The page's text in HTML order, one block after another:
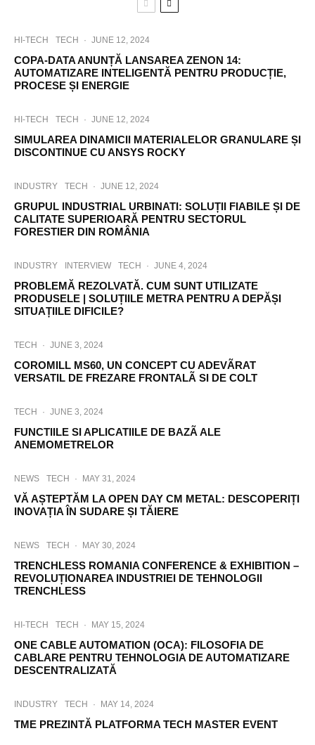
HI-TECH TECH · JUNE 12, 2024
COPA-DATA ANUNȚĂ LANSAREA ZENON 14:
AUTOMATIZARE INTELIGENTĂ PENTRU PRODUCȚIE,
PROCESE ȘI ENERGIE
HI-TECH TECH · JUNE 12, 2024
SIMULAREA DINAMICII MATERIALELOR GRANULARE ȘI
DISCONTINUE CU ANSYS ROCKY
INDUSTRY TECH · JUNE 12, 2024
GRUPUL INDUSTRIAL URBINATI: SOLUȚII FIABILE ȘI DE
CALITATE SUPERIOARĂ PENTRU SECTORUL
FORESTIER DIN ROMÂNIA
INDUSTRY INTERVIEW TECH · JUNE 4, 2024
PROBLEMĂ REZOLVATĂ. CUM SUNT UTILIZATE
PRODUSELE | SOLUȚIILE METRA PENTRU A DEPĂȘI
SITUAȚIILE DIFICILE?
TECH · JUNE 3, 2024
COROMILL MS60, UN CONCEPT CU ADEVÃRAT
VERSATIL DE FREZARE FRONTALÃ SI DE COLT
TECH · JUNE 3, 2024
FUNCTIILE SI APLICATIILE DE BAZÃ ALE
ANEMOMETRELOR
NEWS TECH · MAY 31, 2024
VĂ AȘTEPTĂM LA OPEN DAY CM METAL: DESCOPERIȚI
INOVAȚIA ÎN SUDARE ȘI TĂIERE
NEWS TECH · MAY 30, 2024
TRENCHLESS ROMANIA CONFERENCE & EXHIBITION –
REVOLUȚIONAREA INDUSTRIEI DE TEHNOLOGII
TRENCHLESS
HI-TECH TECH · MAY 15, 2024
ONE CABLE AUTOMATION (OCA): FILOSOFIA DE
CABLARE PENTRU TEHNOLOGIA DE AUTOMATIZARE
DESCENTRALIZATĂ
INDUSTRY TECH · MAY 14, 2024
TME PREZINTĂ PLATFORMA TECH MASTER EVENT